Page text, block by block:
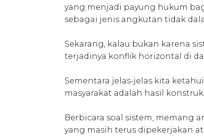
yang menjadi payung hukum
sebagai jenis angkutan tidak
Sekarang, kalau bukan karena
terjadinya konflik horizontal di
Sementara jelas-jelas kita
masyarakat adalah hasil
Berbicara soal sistem, memang
yang masih terus dipekerjakan